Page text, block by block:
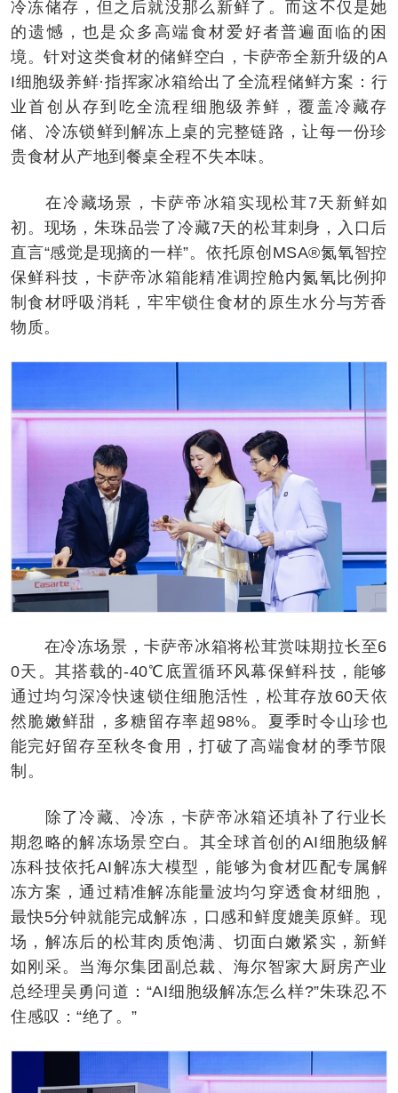
冷冻储存，但之后就没那么新鲜了。而这不仅是她
的遗憾，也是众多高端食材爱好者普遍面临的困
境。针对这类食材的储鲜空白，卡萨帝全新升级的A
I细胞级养鲜·指挥家冰箱给出了全流程储鲜方案：行
业首创从存到吃全流程细胞级养鲜，覆盖冷藏存
储、冷冻锁鲜到解冻上桌的完整链路，让每一份珍
贵食材从产地到餐桌全程不失本味。
在冷藏场景，卡萨帝冰箱实现松茸7天新鲜如
初。现场，朱珠品尝了冷藏7天的松茸刺身，入口后
直言“感觉是现摘的一样”。依托原创MSA®氮氧智控
保鲜科技，卡萨帝冰箱能精准调控舱内氮氧比例抑
制食材呼吸消耗，牢牢锁住食材的原生水分与芳香
物质。
在冷冻场景，卡萨帝冰箱将松茸赏味期拉长至6
0天。其搭载的-40℃底置循环风幕保鲜科技，能够
通过均匀深冷快速锁住细胞活性，松茸存放60天依
然脆嫩鲜甜，多糖留存率超98%。夏季时令山珍也
能完好留存至秋冬食用，打破了高端食材的季节限
制。
除了冷藏、冷冻，卡萨帝冰箱还填补了行业长
期忽略的解冻场景空白。其全球首创的AI细胞级解
冻科技依托AI解冻大模型，能够为食材匹配专属解
冻方案，通过精准解冻能量波均匀穿透食材细胞，
最快5分钟就能完成解冻，口感和鲜度媲美原鲜。现
场，解冻后的松茸肉质饱满、切面白嫩紧实，新鲜
如刚采。当海尔集团副总裁、海尔智家大厨房产业
总经理吴勇问道：“AI细胞级解冻怎么样?”朱珠忍不
住感叹：“绝了。”